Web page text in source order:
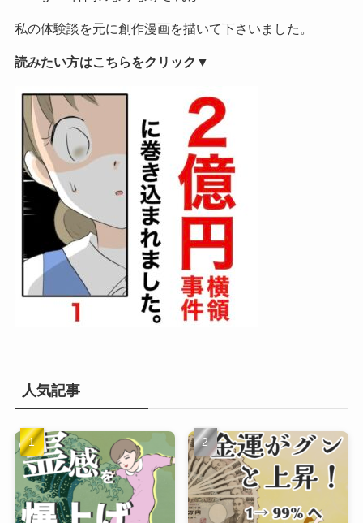
私の体験談を元に創作漫画を描いて下さいました。
読みたい方はこちらをクリック▼
人気記事